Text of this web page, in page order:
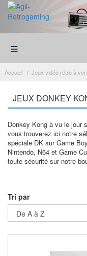
≡
Accueil Jeux vidéo rétro à
JEUX DONKEY
Donkey Kong a vu le jour
vous trouverez ici notre
spéciale DK sur Game
Nintendo, N64 et Game
toute sécurité sur notre
Tri par